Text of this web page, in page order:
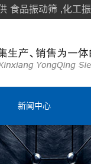
食品振动筛 ,化工
新闻中心